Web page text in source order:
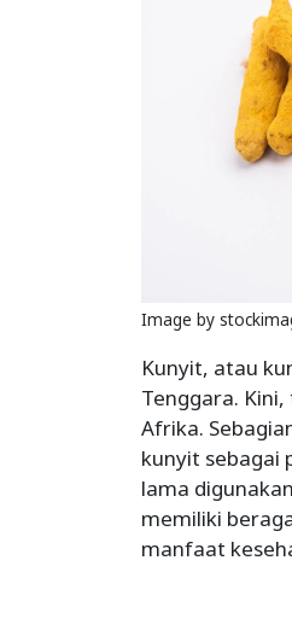
Image by
Kunyit, atau
Tenggara.
Afrika.
kunyit sebagai
lama
memiliki
manfaat